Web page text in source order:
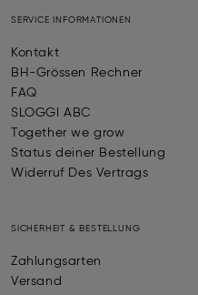
SERVICE INFORMATIONEN
Kontakt
BH-Grössen Rechner
FAQ
SLOGGI ABC
Together we grow
Status deiner Bestellung
Widerruf Des Vertrags
SICHERHEIT & BESTELLUNG
Zahlungsarten
Versand